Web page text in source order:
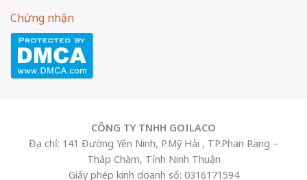
Chứng nhận
CÔNG TY TNHH GOILACO
Địa chỉ: 141 Đường Yên Ninh, P.Mỹ Hải , TP.Phan Rang –
Tháp Chàm, Tỉnh Ninh Thuận
Giấy phép kinh doanh số: 0316171594